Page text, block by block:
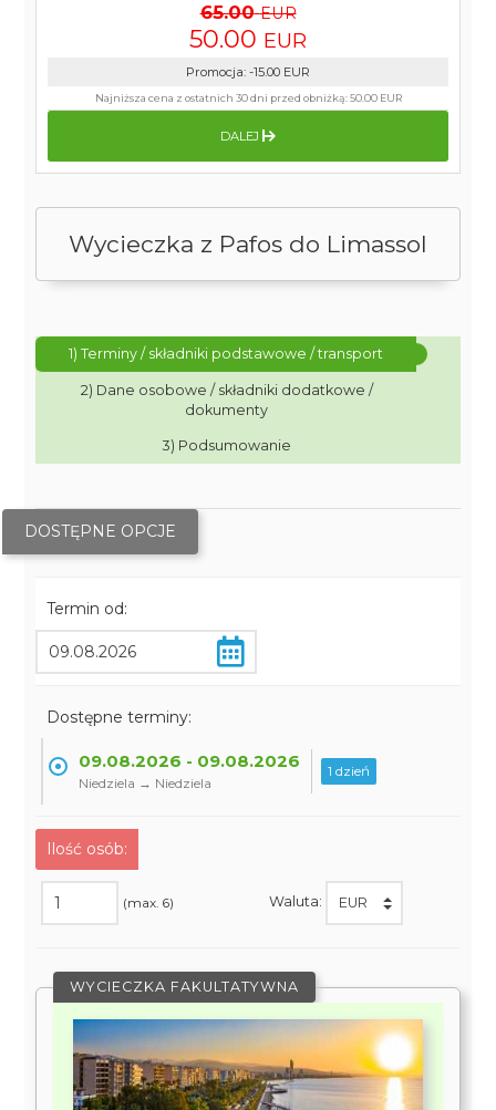
Wycieczka z Pafos do Limassol
1) Terminy / składniki podstawowe / transport
2) Dane osobowe / składniki dodatkowe /
dokumenty
3) Podsumowanie
DOSTĘPNE OPCJE
Termin od:
Dostępne terminy:
09.08.2026 - 09.08.2026
Niedziela → Niedziela
1 dzień
Ilość osób:
(max. 6) Waluta:
WYCIECZKA FAKULTATYWNA
65.00 EUR
50.00 EUR
Promocja: -15.00 EUR
Najniższa cena z ostatnich 30 dni przed obniżką:50.00 EUR
DALEJ